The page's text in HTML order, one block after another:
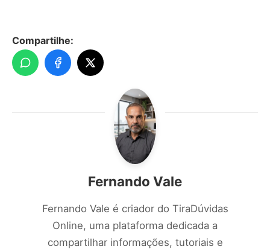
Compartilhe:
Fernando Vale
Fernando Vale é criador do TiraDúvidas
Online, uma plataforma dedicada a
compartilhar informações, tutoriais e